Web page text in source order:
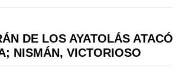
DE LOS AYATOLÁS ATACÓ
NISMÁN, VICTORIOSO